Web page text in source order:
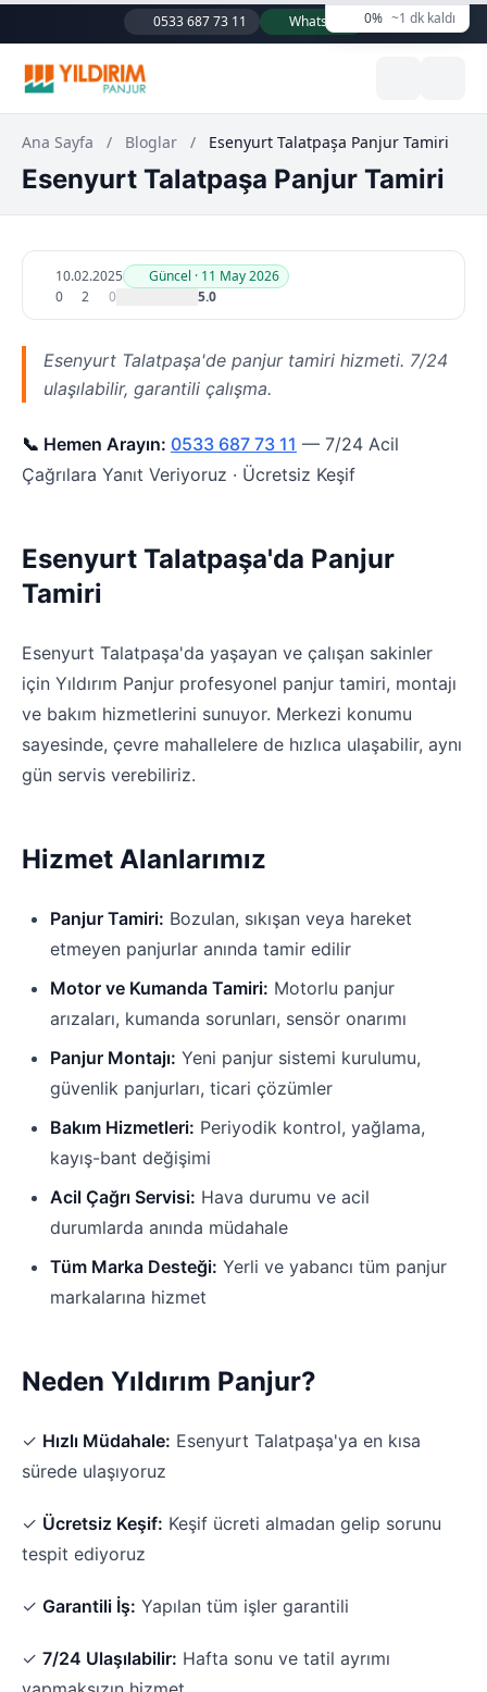
0533 687 73 11 WhatsApp 0% ~1 dk kaldı
Ana Sayfa / Bloglar / Esenyurt Talatpaşa Panjur Tamiri
Esenyurt Talatpaşa Panjur Tamiri
10.02.2025
Güncel · 11 May 2026
0
2 0 5.0
Esenyurt Talatpaşa'de panjur tamiri hizmeti. 7/24
ulaşılabilir, garantili çalışma.
📞 Hemen Arayın: 0533 687 73 11 — 7/24 Acil
Çağrılara Yanıt Veriyoruz · Ücretsiz Keşif
Esenyurt Talatpaşa'da Panjur
Tamiri
Esenyurt Talatpaşa'da yaşayan ve çalışan sakinler
için Yıldırım Panjur profesyonel panjur tamiri, montajı
ve bakım hizmetlerini sunuyor. Merkezi konumu
sayesinde, çevre mahallelere de hızlıca ulaşabilir, aynı
gün servis verebiliriz.
Hizmet Alanlarımız
Panjur Tamiri: Bozulan, sıkışan veya hareket
etmeyen panjurlar anında tamir edilir
Motor ve Kumanda Tamiri: Motorlu panjur
arızaları, kumanda sorunları, sensör onarımı
Panjur Montajı: Yeni panjur sistemi kurulumu,
güvenlik panjurları, ticari çözümler
Bakım Hizmetleri: Periyodik kontrol, yağlama,
kayış-bant değişimi
Acil Çağrı Servisi: Hava durumu ve acil
durumlarda anında müdahale
Tüm Marka Desteği: Yerli ve yabancı tüm panjur
markalarına hizmet
Neden Yıldırım Panjur?
✓ Hızlı Müdahale: Esenyurt Talatpaşa'ya en kısa
sürede ulaşıyoruz
✓ Ücretsiz Keşif: Keşif ücreti almadan gelip sorunu
tespit ediyoruz
✓ Garantili İş: Yapılan tüm işler garantili
✓ 7/24 Ulaşılabilir: Hafta sonu ve tatil ayrımı